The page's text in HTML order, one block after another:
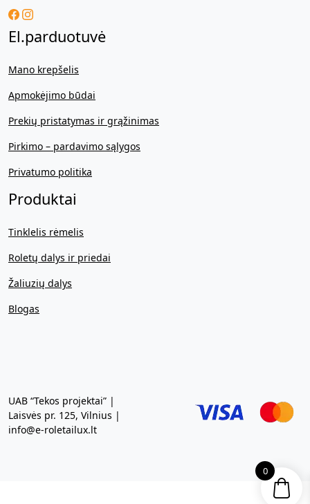
El.parduotuvė
Mano krepšelis
Apmokėjimo būdai
Prekių pristatymas ir grąžinimas
Pirkimo – pardavimo sąlygos
Privatumo politika
Produktai
Tinklelis rėmelis
Roletų dalys ir priedai
Žaliuzių dalys
Blogas
UAB “Tekos projektai” |
Laisvės pr. 125, Vilnius |
info@e-roletailux.lt
0